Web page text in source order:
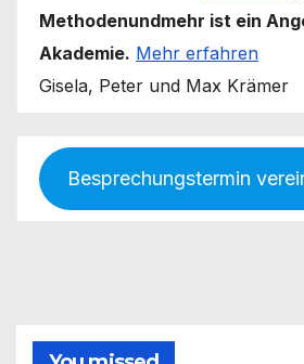
Methodenundmehr ist ein
Akademie. Mehr erfahren
Gisela, Peter und Max Krämer
Besprechungstermin